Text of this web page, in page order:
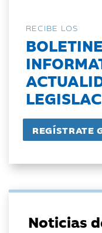
RECIBE LOS
Noticias